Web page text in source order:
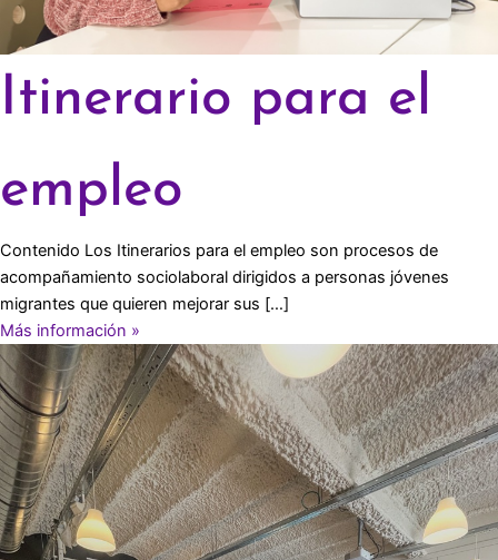
Itinerario para el
empleo
Contenido Los Itinerarios para el empleo son procesos de
acompañamiento sociolaboral dirigidos a personas jóvenes
migrantes que quieren mejorar sus […]
Más información »